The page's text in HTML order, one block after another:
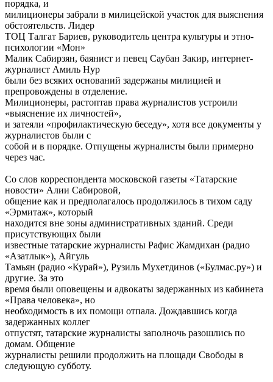
порядка, и
милиционеры забрали в милицейской участок для выяснения
обстоятельств. Лидер
ТОЦ Талгат Бариев, руководитель центра культуры и этно-
психологии «Мон»
Малик Сабирзян, баянист и певец Саубан Закир, интернет-
журналист Амиль Нур
были без всяких оснований задержаны милицией и
препровождены в отделение.
Милиционеры, растоптав права журналистов устроили
«выяснение их личностей»,
и затеяли «профилактическую беседу», хотя все документы у
журналистов были с
собой и в порядке. Отпущены журналисты были примерно
через час.
Со слов корреспондента московской газеты «Татарские
новости» Алии Сабировой,
общение как и предполагалось продолжилось в тихом саду
«Эрмитаж», который
находится вне зоны административных зданий. Среди
присутствующих были
известные татарские журналисты Рафис Жамдихан (радио
«Азатлык»), Айгуль
Тамьян (радио «Курай»), Рузиль Мухетдинов («Булмас.ру») и
другие. За это
время были оповещены и адвокаты задержанных из кабинета
«Права человека», но
необходимость в их помощи отпала. Дождавшись когда
задержанных коллег
отпустят, татарские журналисты заполночь разошлись по
домам. Общение
журналисты решили продолжить на площади Свободы в
следующую субботу.